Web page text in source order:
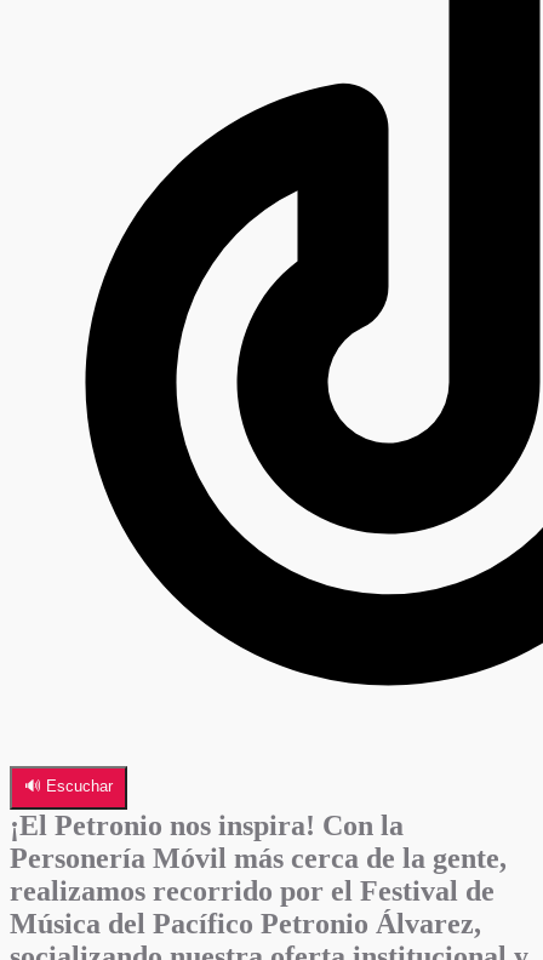
🔊 Escuchar
¡El Petronio nos inspira! Con la
Personería Móvil más cerca de la gente,
realizamos recorrido por el Festival de
Música del Pacífico Petronio Álvarez,